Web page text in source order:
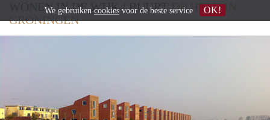
WONEN IN DE WIJK / BUURTDE HELD IN
GRONINGEN
We gebruiken cookies voor de beste service OK!